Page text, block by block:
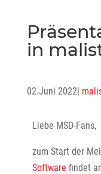
in
02.Juni 2022|
Liebe MSD-Fans,
zum Start der
Software findet